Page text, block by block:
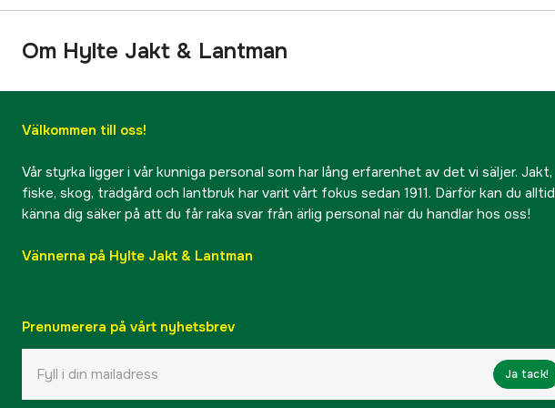
Om Hylte Jakt & Lantman
Välkommen till oss!
Vår styrka ligger i vår kunniga personal som har lång erfarenhet av det vi säljer. Jakt,
fiske, skog, trädgård och lantbruk har varit vårt fokus sedan 1911. Därför kan du alltid
känna dig säker på att du får raka svar från ärlig personal när du handlar hos oss!
Vännerna på Hylte Jakt & Lantman
Prenumerera på vårt nyhetsbrev
Ja tack!